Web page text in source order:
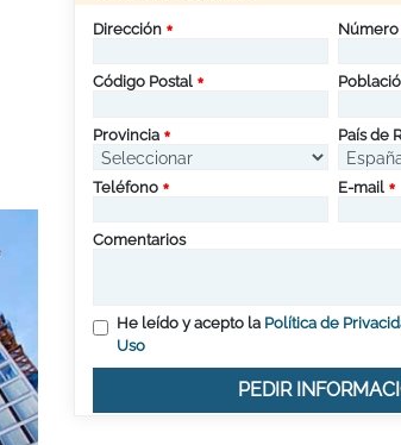
Dirección Número
Código Postal
Provincia País de
Teléfono E-mail
Comentarios
He leído y acepto la Política de
Uso
PEDIR